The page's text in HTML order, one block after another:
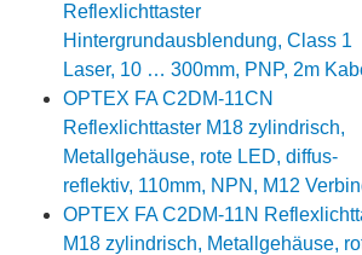
Reflexlichttaster
Hintergrundausblendung, Class 1
Laser, 10 … 300mm, PNP, 2m
OPTEX FA C2DM-11CN
Reflexlichttaster M18 zylindrisch,
Metallgehäuse, rote LED, diffus-
reflektiv, 110mm, NPN, M12
OPTEX FA C2DM-11N
M18 zylindrisch, Metallgehäuse,